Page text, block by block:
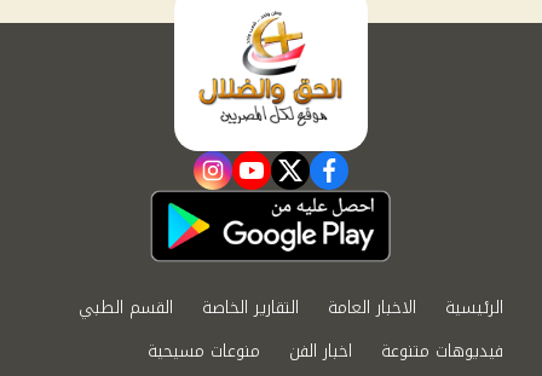
facebook
twitter
youtube
instagram
الرئيسية الاخبار العامة التقارير الخاصة
القسم الطبي
فيديوهات متنوعة
اخبار الفن
منوعات مسيحية